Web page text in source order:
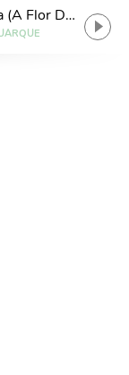
(A Flor Da